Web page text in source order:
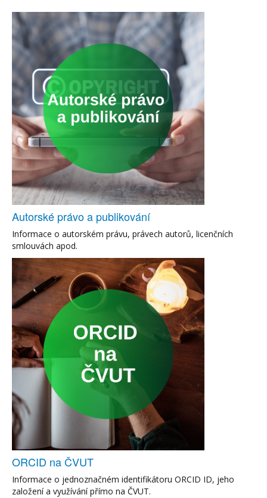
Autorské právo a publikování
Informace o autorském právu, právech autorů, licenčních
smlouvách apod.
ORCID na ČVUT
Informace o jednoznačném identifikátoru ORCID ID, jeho
založení a využívání přímo na ČVUT.